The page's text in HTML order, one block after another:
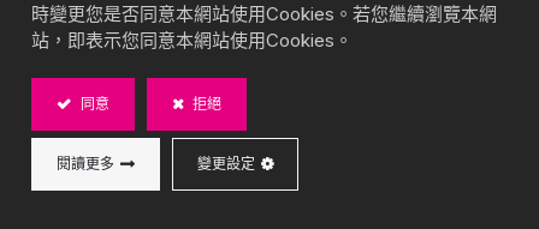
香氣，茶湯琥珀透亮，入口先是濃郁紅茶韻，隨後綻放
水蜜桃果香，清甜爽口。適合單獨品飲或搭配珍珠與奶
2g 茶包*15個/袋；40袋/箱
時變更您是否同意本網站使用Cookies。若您繼續瀏覽本網
站，即表示您同意本網站使用Cookies。
同意 拒絕
閱讀更多 變更設定